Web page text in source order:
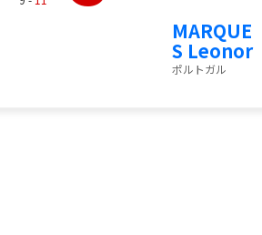
MARQUE
S Leonor
ポルトガル